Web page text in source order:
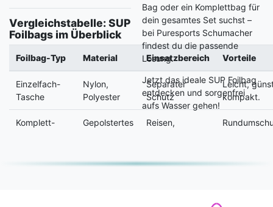
Vergleichstabelle: SUP
Foilbags im Überblick
Foilbag-Typ Material Einsatzbereich Vorteile
Einzelfach-
Tasche
Nylon,
Polyester
Separater
Schutz
Leicht,
kompakt.
Komplett- Gepolstertes Reisen,
Bag oder ein Komplettbag für
dein gesamtes Set suchst –
bei Puresports Schumacher
findest du die passende
Lösung.
Jetzt das ideale SUP Foilbag
entdecken und sorgenfrei
aufs Wasser gehen!